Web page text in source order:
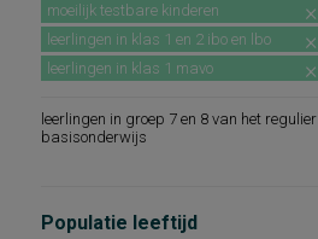
Abonneren
FAQ
moeilijk testbare kinderen
leerlingen in klas 1 en 2 ibo en lbo
leerlingen in klas 1 mavo
leerlingen in groep 7 en 8 van het regulier
basisonderwijs
Populatie leeftijd